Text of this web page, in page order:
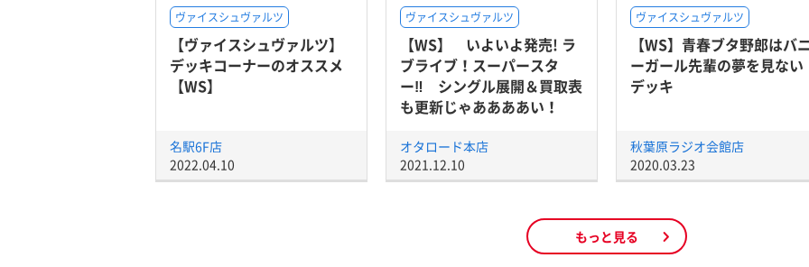
ヴァイスシュヴァルツ
【ヴァイスシュヴァルツ】
デッキコーナーのオススメ
【WS】
名駅6F店
2022.04.10
ヴァイスシュヴァルツ
【WS】 いよいよ発売! ラ
ブライブ！スーパースタ
ー‼ シングル展開＆買取表
も更新じゃああああい！
オタロード本店
2021.12.10
ヴァイスシュヴァルツ
【WS】青春ブタ野郎はバ
ーガール先輩の夢を見ない
デッキ
秋葉原ラジオ会館店
2020.03.23
もっと見る